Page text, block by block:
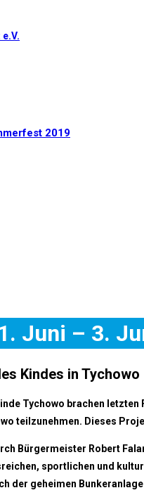
2019
Juni – 3.
Kindes in Tychowo
Tychowo brachen
teilzunehmen. Dieses
Bürgermeister Robert
sportlichen und
der geheimen